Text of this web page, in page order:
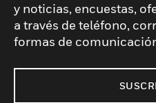
y noticias, encuestas,
a través de teléfono,
formas de